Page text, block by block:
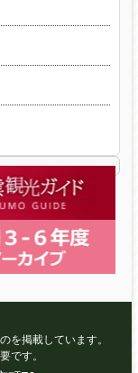
を掲載しています。
です。